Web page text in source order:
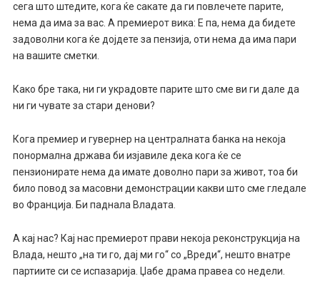
сега што штедите, кога ќе сакате да ги повлечете парите,
нема да има за вас. А премиерот вика: Е па, нема да бидете
задоволни кога ќе дојдете за пензија, оти нема да има пари
на вашите сметки.
Како бре така, ни ги украдовте парите што сме ви ги дале да
ни ги чувате за стари денови?
Кога премиер и гувернер на централната банка на некоја
понормална држава би изјавиле дека кога ќе се
пензионирате нема да имате доволно пари за живот, тоа би
било повод за масовни демонстрации какви што сме гледале
во Франција. Би паднала Владата.
А кај нас? Кај нас премиерот прави некоја реконструкција на
Влада, нешто „на ти го, дај ми го“ со „Вреди“, нешто внатре
партиите си се испазарија. Џабе драма правеа со недели.